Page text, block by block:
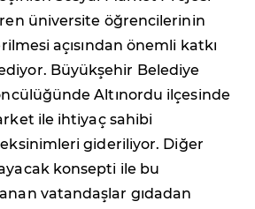
üniversite öğrencilerinin
açısından önemli katkı
Büyükşehir Belediye
Altınordu ilçesinde
ile ihtiyaç sahibi
gideriliyor. Diğer
konsepti ile bu
vatandaşlar gıdadan